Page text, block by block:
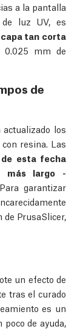
a la pantalla
luz UV, es
tan corta
0.025 mm de
de
los
resina. Las
de esta fecha
más largo -
Para garantizar
PrusaSlicer,
un efecto de
tras el curado
es un
de ayuda,